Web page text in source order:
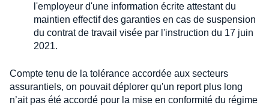
l'employeur d'une information écrite attestant du
maintien effectif des garanties en cas de suspension
du contrat de travail visée par l'instruction du 17 juin
2021.
Compte tenu de la tolérance accordée aux secteurs
assurantiels, on pouvait déplorer qu'un report plus long
n’ait pas été accordé pour la mise en conformité du régime